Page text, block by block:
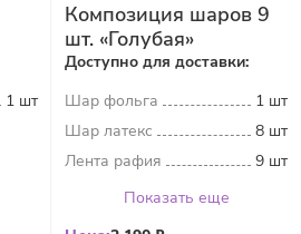
1 шт
Композиция шаров 9
шт. «Голубая»
Доступно для доставки:
Шар фольга
1 шт
Шар латекс
8 шт
Лента рафия
9 шт
Показать еще